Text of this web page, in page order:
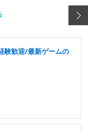
験歓迎/最新ゲームの